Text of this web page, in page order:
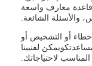
قاعدة معارف واسعة
والأسئلة الشائعة.
أو التشخيص أو
لفنيينا
لاحتياجاتك.